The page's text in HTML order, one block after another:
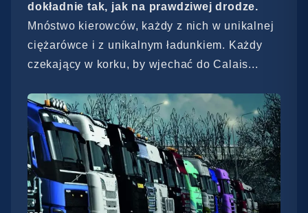
dokładnie tak, jak na prawdziwej drodze.
Mnóstwo kierowców, każdy z nich w unikalnej
ciężarówce i z unikalnym ładunkiem. Każdy
czekający w korku, by wjechać do Calais...